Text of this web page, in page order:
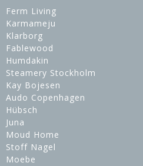
Ferm Living
Karmameju
Klarborg
Fablewood
Humdakin
Steamery Stockholm
Kay Bojesen
Audo Copenhagen
Hübsch
Juna
Moud Home
Stoff Nagel
Moebe